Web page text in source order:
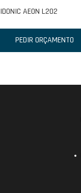
IDONIC AEON L202
PEDIR ORÇAMENTO